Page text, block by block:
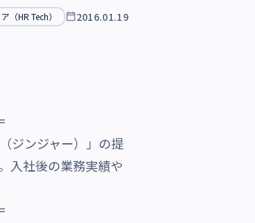
（HR Tech） 2016.01.19
ジンジャー）」の提
入社後の業務実績や